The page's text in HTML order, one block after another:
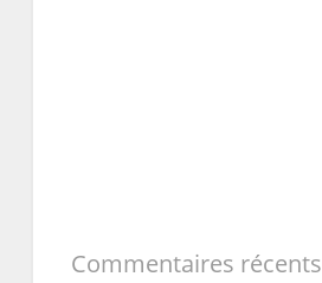
Commentaires récents